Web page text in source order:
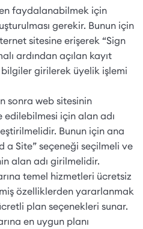
faydalanabilmek için
gerekir. Bunun için
sitesine erişerek “Sign
ardından açılan kayıt
girilerek üyelik işlemi
sonra web sitesinin
için alan adı
Bunun için ana
a Site” seçeneği seçilmeli ve
alan adı girilmelidir.
temel hizmetleri ücretsiz
özelliklerden yararlanmak
plan seçenekleri sunar.
en uygun planı